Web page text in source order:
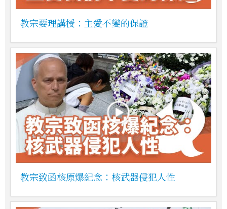
教宗要理講授：主愛不變的保證
教宗致函核原爆紀念：核武器侵犯人性